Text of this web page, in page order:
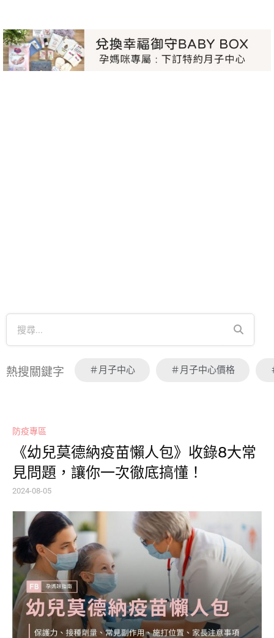
熱搜關鍵字 ＃月子中心 ＃月子中心價格
防疫專區
《幼兒莫德納疫苗懶人包》收錄8大常
見問題，讓你一次徹底搞懂！
2024-08-05